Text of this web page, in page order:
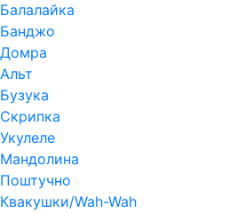
Балалайка
Банджо
Домра
Альт
Бузука
Скрипка
Укулеле
Мандолина
Поштучно
Квакушки/Wah-Wah